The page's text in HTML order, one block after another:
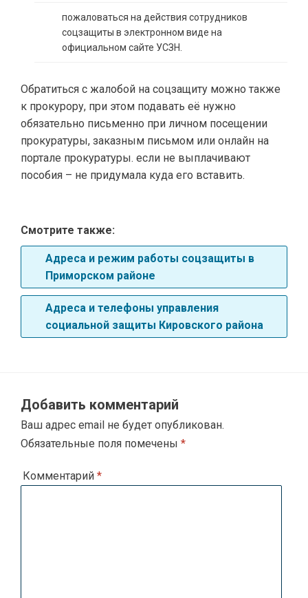
пожаловаться на действия сотрудников
соцзащиты в электронном виде на
официальном сайте УСЗН.
Обратиться с жалобой на соцзащиту можно также
к прокурору, при этом подавать её нужно
обязательно письменно при личном посещении
прокуратуры, заказным письмом или онлайн на
портале прокуратуры. если не выплачивают
пособия – не придумала куда его вставить.
Смотрите также:
Адреса и режим работы соцзащиты в
Приморском районе
Адреса и телефоны управления
социальной защиты Кировского района
Добавить комментарий
Ваш адрес email не будет опубликован.
Обязательные поля помечены *
Комментарий *